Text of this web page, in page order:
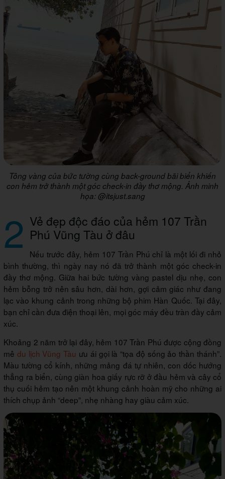
Tông vàng của bức tường cùng back-ground bãi biển khiến
con hẻm trở thành một góc check-in đầy thơ mộng. Ảnh minh
họa: @itsjust.sang
2 Vẻ đẹp độc đáo của hẻm 107 Trần
Phú Vũng Tàu ở đâu
Nếu trước đây, hẻm 107 Trần Phú chỉ là một lối đi nhỏ
bình thường, thì ngày nay nó đã trở thành một góc check-in
đầy thơ mộng. Giữa hai bức tường vàng pastel dịu nhẹ, con
hẻm bỗng trở nên sâu hơn, dài hơn, gợi cảm giác như đang
lạc vào khung cảnh trong những bộ phim Hàn Quốc. Tại đây,
bạn chỉ cần đưa điện thoại lên, mọi góc máy đều tràn đầy cảm
xúc.
Khoảng 2 năm trở lại đây, hẻm 107 Trần Phú được cộng đồng
mê du lịch Vũng Tàu ưu ái gọi là “tọa độ sống ảo thần thánh”.
Màu tường cổ kính, những mảng đá tự nhiên, con dốc hướng
thẳng ra biển, cùng giàn hoa giấy rực rỡ ở đầu hẻm và cây cổ
thụ cuối hẻm tạo nên một khung cảnh hoàn mỹ cho những ai
thích chụp ảnh “deep”, nhẹ nhàng hay giàu cảm xúc.